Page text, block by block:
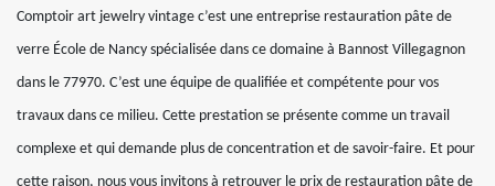
Comptoir art jewelry vintage c’est une entreprise restauration pâte de
verre École de Nancy spécialisée dans ce domaine à Bannost Villegagnon
dans le 77970. C’est une équipe de qualifiée et compétente pour vos
travaux dans ce milieu. Cette prestation se présente comme un travail
complexe et qui demande plus de concentration et de savoir-faire. Et pour
cette raison, nous vous invitons à retrouver le prix de restauration pâte de